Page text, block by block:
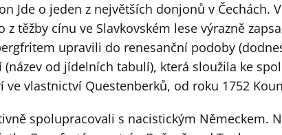
Jde o jeden z největších donjonů v Čechách.
těžby cínu ve Slavkovském lese výrazně
upravili do renesanční podoby
od jídelních tabulí), která sloužila ke
ve vlastnictví Questenberků, od roku 1752
spolupracovali s nacistickým Německem.